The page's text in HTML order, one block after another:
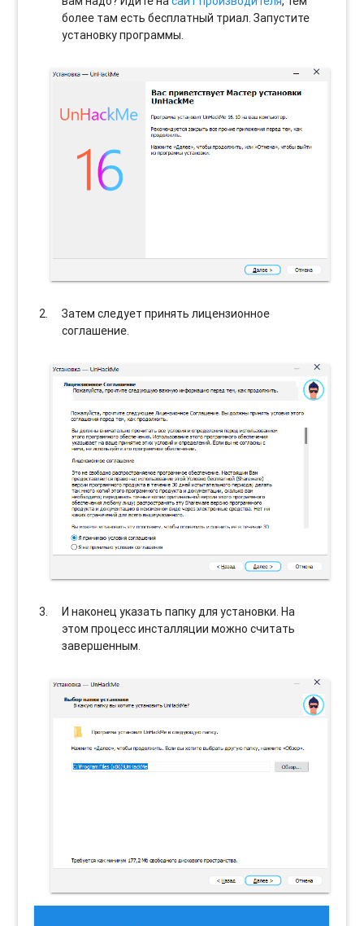
более там есть бесплатный триал. Запустите
установку программы.
Затем следует принять лицензионное
соглашение.
И наконец указать папку для установки. На
этом процесс инсталляции можно считать
завершенным.